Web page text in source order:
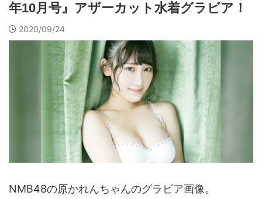
年10月号』アザーカット水着グラビア！
2020/09/24
NMB48の原かれんちゃんのグラビア画像。